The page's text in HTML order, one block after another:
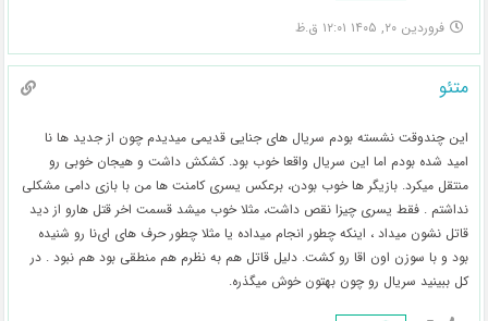
فروردین ۲۰, ۱۴۰۵ ۱۲:۰۱ ق.ظ
متئو
این چندوقت نشسته بودم سریال های جنایی قدیمی میدیدم چون از جدید ها نا
امید شده بودم اما این سریال واقعا خوب بود. کشکش داشت و هیجان خوبی رو
منتقل میکرد. بازیگر ها خوب بودن، برعکس یسری کامنت ها من با بازی دامی مشکلی
نداشتم . فقط یسری چیزا نقص داشت، مثلا خوب میشد قسمت اخر قتل هارو از دید
قاتل نشون میداد ، اینکه چطور انجام میداده یا مثلا چطور حرف های ای‌نا رو شنیده
بود و با سوزن اون اقا رو کشت. دلیل قاتل هم به نظرم هم منطقی بود هم نبود . در
کل ببینید سریال رو چون بهتون خوش میگذره.